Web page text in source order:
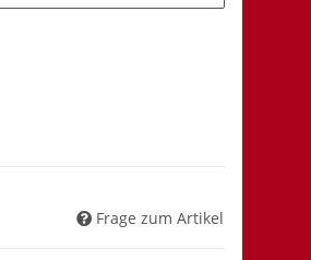
Frage zum Artikel